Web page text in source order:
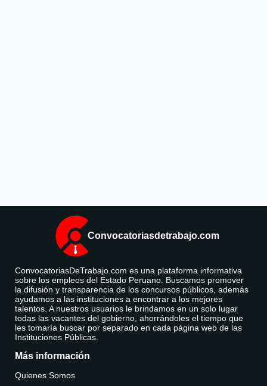
Convocatoriasdetrabajo.com
ConvocatoriasDeTrabajo.com es una plataforma informativa
sobre los empleos del Estado Peruano. Buscamos promover
la difusión y transparencia de los concursos públicos, además
ayudamos a las instituciones a encontrar a los mejores
talentos. A nuestros usuarios le brindamos en un solo lugar
todas las vacantes del gobierno, ahorrándoles el tiempo que
les tomaría buscar por separado en cada página web de las
Instituciones Públicas.
Más información
Quienes Somos